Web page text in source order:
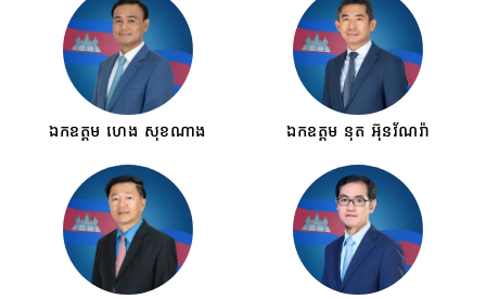
ឯកឧត្តម ហេង សុខណាង ឯកឧត្តម នុត អ៊ុនវ័ណរ៉ា